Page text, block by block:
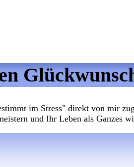
im Stress" direkt von mir
und Ihr Leben als Ganzes